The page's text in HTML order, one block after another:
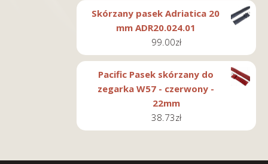
Skórzany pasek Adriatica 20
mm ADR20.024.01
99.00zł
Pacific Pasek skórzany do
zegarka W57 - czerwony -
22mm
38.73zł